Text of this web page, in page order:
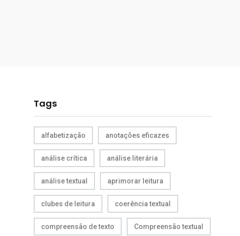
Tags
alfabetização anotações eficazes
análise crítica análise literária
análise textual aprimorar leitura
clubes de leitura coerência textual
compreensão de texto Compreensão textual